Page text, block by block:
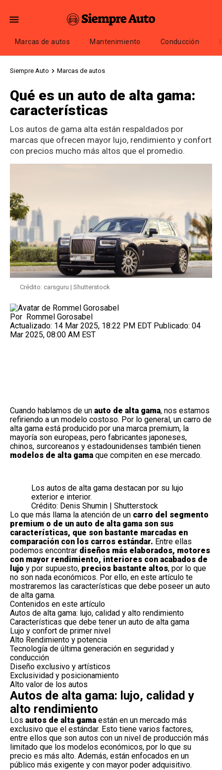
Marcas de autos Mantenimiento Conducción
Siempre Auto Marcas de autos
Qué es un auto de alta gama:
características
Los autos de gama alta están respaldados por
marcas que ofrecen mayor lujo, rendimiento y confort
con precios mucho más altos que el promedio.
Crédito: carsguru | Shutterstock
Por Rommel Gorosabel
Actualizado: 14 Mar 2025, 18:22 PM EDT Publicado: 04
Mar 2025, 08:00 AM EST
Cuando hablamos de un auto de alta gama, nos estamos
refiriendo a un modelo costoso. Por lo general, un carro de
alta gama está producido por una marca premium, la
mayoría son europeas, pero fabricantes japoneses,
chinos, surcoreanos y estadounidenses también tienen
modelos de alta gama que compiten en ese mercado.
Los autos de alta gama destacan por su lujo
exterior e interior.
Crédito: Denis Shumin | Shutterstock
Lo que más llama la atención de un carro del segmento
premium o de un auto de alta gama son sus
características, que son bastante marcadas en
comparación con los carros estándar. Entre ellas
podemos encontrar diseños más elaborados, motores
con mayor rendimiento, interiores con acabados de
lujo y por supuesto, precios bastante altos, por lo que
no son nada económicos. Por ello, en este artículo te
mostraremos las características que debe poseer un auto
de alta gama.
Contenidos en este artículo
Autos de alta gama: lujo, calidad y alto rendimiento
Características que debe tener un auto de alta gama
Lujo y confort de primer nivel
Alto Rendimiento y potencia
Tecnología de última generación en seguridad y
conducción
Diseño exclusivo y artísticos
Exclusividad y posicionamiento
Alto valor de los autos
Autos de alta gama: lujo, calidad y
alto rendimiento
Los autos de alta gama están en un mercado más
exclusivo que el estándar. Esto tiene varios factores,
entre ellos que son autos con un nivel de producción más
limitado que los modelos económicos, por lo que su
precio es más alto. Además, están enfocados en un
público más exigente y con mayor poder adquisitivo.